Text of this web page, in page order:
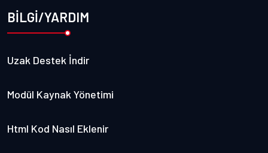
BİLGİ/YARDIM
Uzak Destek İndir
Modül Kaynak Yönetimi
Html Kod Nasıl Eklenir